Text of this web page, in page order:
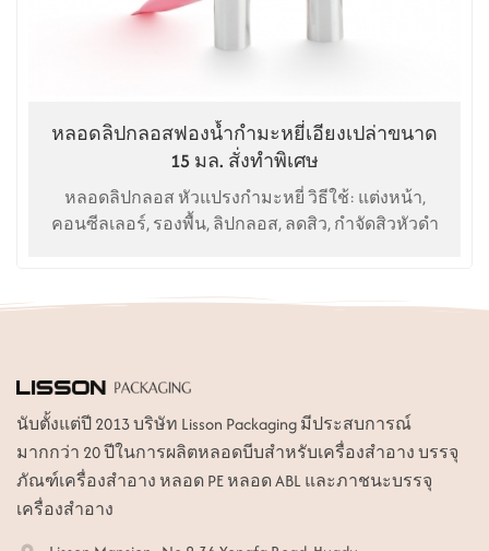
หลอดลิปกลอสฟองน้ำกำมะหยี่เอียงเปล่าขนาด
15 มล. สั่งทำพิเศษ
หลอดลิปกลอส หัวแปรงกำมะหยี่ วิธีใช้: แต่งหน้า,
คอนซีลเลอร์, รองพื้น, ลิปกลอส, ลดสิว, กำจัดสิวหัวดำ
นับตั้งแต่ปี 2013 บริษัท Lisson Packaging มีประสบการณ์
มากกว่า 20 ปีในการผลิตหลอดบีบสำหรับเครื่องสำอาง บรรจุ
ภัณฑ์เครื่องสำอาง หลอด PE หลอด ABL และภาชนะบรรจุ
เครื่องสำอาง